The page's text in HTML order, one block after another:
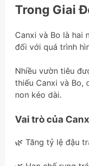
Trong Giai
Canxi và Bo là hai
đối với quá trình
Nhiều vườn tiêu
thiếu Canxi và Bo,
non kéo dài.
Vai trò của
🌿 Tăng tỷ lệ đậu